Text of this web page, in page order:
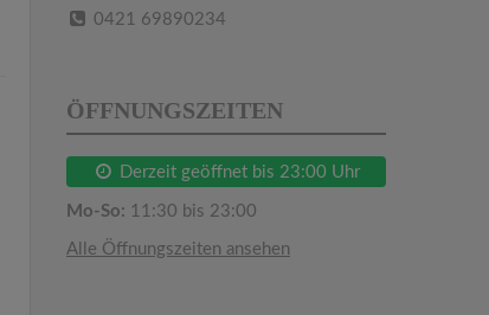
0421 69890234
ÖFFNUNGSZEITEN
Derzeit geöffnet bis 23:00 Uhr
Mo-So: 11:30 bis 23:00
Alle Öffnungszeiten ansehen